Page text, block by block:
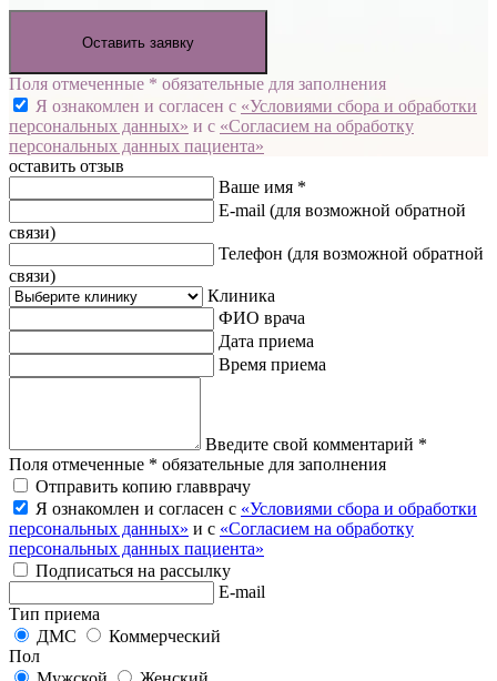
Оставить заявку
Поля отмеченные * обязательные для заполнения
Я ознакомлен и согласен с «Условиями сбора и обработки
персональных данных» и с «Согласием на обработку
персональных данных пациента»
оставить отзыв
Ваше имя *
E-mail (для возможной обратной
связи)
Телефон (для возможной обратной
связи)
Клиника
ФИО врача
Дата приема
Время приема
Введите свой комментарий *
Поля отмеченные * обязательные для заполнения
Отправить копию главврачу
Я ознакомлен и согласен с «Условиями сбора и обработки
персональных данных» и с «Согласием на обработку
персональных данных пациента»
Подписаться на рассылку
E-mail
Тип приема
ДМС
Коммерческий
Пол